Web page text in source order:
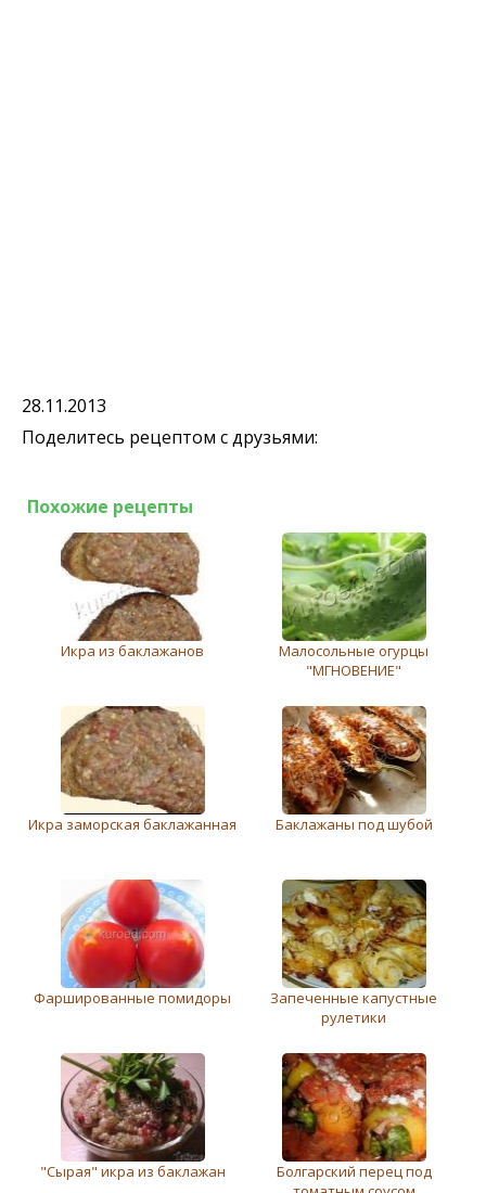
28.11.2013
Поделитесь рецептом с друзьями:
Похожие рецепты
Икра из баклажанов
Малосольные огурцы
"МГНОВЕНИЕ"
Икра заморская баклажанная Баклажаны под шубой
Фаршированные помидоры
Запеченные капустные
рулетики
"Сырая" икра из баклажан
Болгарский перец под